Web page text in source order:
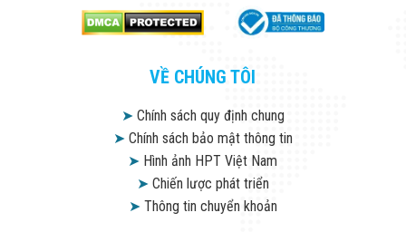
VỀ CHÚNG TÔI
➤Chính sách quy định chung
➤Chính sách bảo mật thông tin
➤ Hình ảnh HPT Việt Nam
➤Chiến lược phát triển
➤Thông tin chuyển khoản